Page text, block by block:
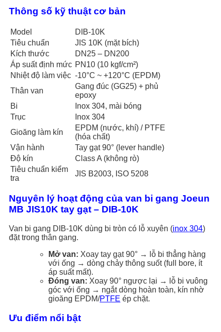
Thông số kỹ thuật cơ bản
Model
DIB-10K
Tiêu chuẩn
JIS 10K (mặt bích)
Kích thước
DN25 – DN200
Áp suất định mức PN10 (10 kgf/cm²)
Nhiệt độ làm việc -10°C ~ +120°C (EPDM)
Thân van
Gang đúc (GG25) + phủ
epoxy
Bi
Inox 304, mài bóng
Trục
Inox 304
Gioăng làm kín
EPDM (nước, khí) / PTFE
(hóa chất)
Vận hành
Tay gạt 90° (lever handle)
Độ kín
Class A (không rò)
Tiêu chuẩn kiểm
tra
JIS B2003, ISO 5208
Nguyên lý hoạt động của van bi gang Joeun
MB JIS10K tay gạt – DIB-10K
Van bi gang DIB-10K dùng bi tròn có lỗ xuyên (inox 304)
đặt trong thân gang.
Mở van: Xoay tay gạt 90° → lỗ bi thẳng hàng
với ống → dòng chảy thông suốt (full bore, ít
áp suất mất).
Đóng van: Xoay 90° ngược lại → lỗ bi vuông
góc với ống → ngắt dòng hoàn toàn, kín nhờ
gioăng EPDM/PTFE ép chặt.
Ưu điểm nổi bật